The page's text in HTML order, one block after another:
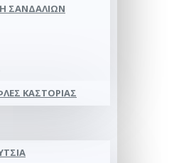
ΣΑΝΔΑΛΙΏΝ
ΚΑΣΤΟΡΙΆΣ